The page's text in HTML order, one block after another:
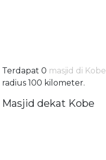
Terdapat 0 masjid di Kobe
radius 100 kilometer.
Masjid dekat Kobe